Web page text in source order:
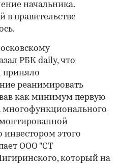
начальника.
в правительстве
РБК daily, что
приняло
реанимировать
как минимум первую
многофункционального
этого
ООО "СТ
который на